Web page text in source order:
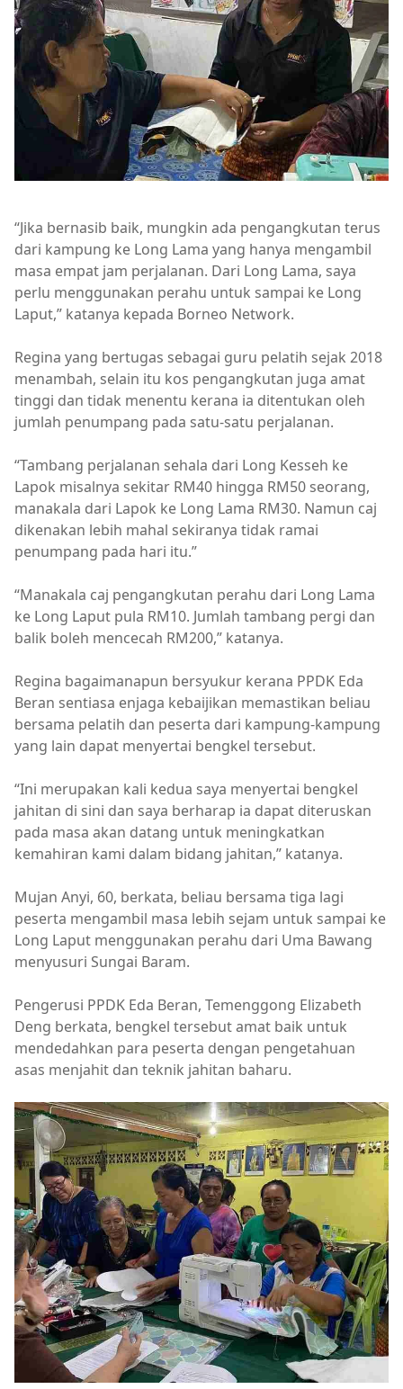
“Jika bernasib baik, mungkin ada pengangkutan terus
dari kampung ke Long Lama yang hanya mengambil
masa empat jam perjalanan. Dari Long Lama, saya
perlu menggunakan perahu untuk sampai ke Long
Laput,” katanya kepada Borneo Network.
Regina yang bertugas sebagai guru pelatih sejak 2018
menambah, selain itu kos pengangkutan juga amat
tinggi dan tidak menentu kerana ia ditentukan oleh
jumlah penumpang pada satu-satu perjalanan.
“Tambang perjalanan sehala dari Long Kesseh ke
Lapok misalnya sekitar RM40 hingga RM50 seorang,
manakala dari Lapok ke Long Lama RM30. Namun caj
dikenakan lebih mahal sekiranya tidak ramai
penumpang pada hari itu.”
“Manakala caj pengangkutan perahu dari Long Lama
ke Long Laput pula RM10. Jumlah tambang pergi dan
balik boleh mencecah RM200,” katanya.
Regina bagaimanapun bersyukur kerana PPDK Eda
Beran sentiasa enjaga kebaijikan memastikan beliau
bersama pelatih dan peserta dari kampung-kampung
yang lain dapat menyertai bengkel tersebut.
“Ini merupakan kali kedua saya menyertai bengkel
jahitan di sini dan saya berharap ia dapat diteruskan
pada masa akan datang untuk meningkatkan
kemahiran kami dalam bidang jahitan,” katanya.
Mujan Anyi, 60, berkata, beliau bersama tiga lagi
peserta mengambil masa lebih sejam untuk sampai ke
Long Laput menggunakan perahu dari Uma Bawang
menyusuri Sungai Baram.
Pengerusi PPDK Eda Beran, Temenggong Elizabeth
Deng berkata, bengkel tersebut amat baik untuk
mendedahkan para peserta dengan pengetahuan
asas menjahit dan teknik jahitan baharu.